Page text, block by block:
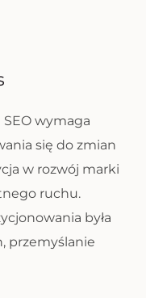
wymaga
się do zmian
w rozwój marki
ruchu.
była
przemyślanie